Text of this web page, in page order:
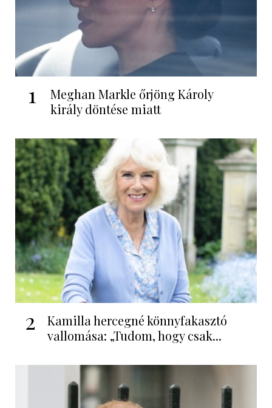
1
Meghan Markle őrjöng Károly
király döntése miatt
2
Kamilla hercegné könnyfakasztó
vallomása: „Tudom, hogy csak...